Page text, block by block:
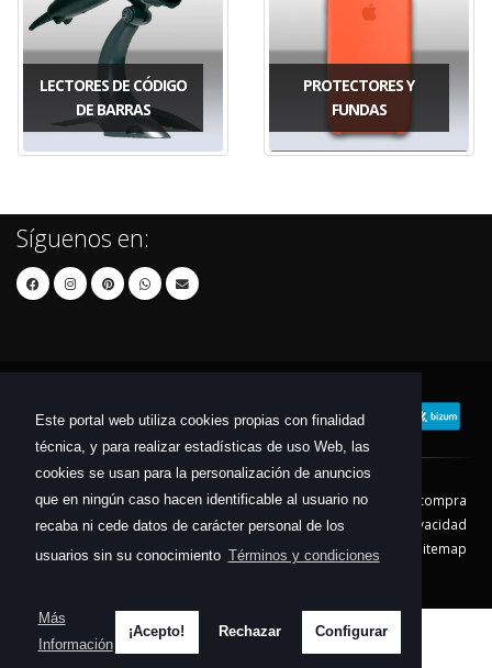
Este portal web utiliza cookies propias con finalidad
técnica, y para realizar estadísticas de uso Web, las
cookies se usan para la personalización de anuncios
que en ningún caso hacen identificable al usuario no
recaba ni cede datos de carácter personal de los
usuarios sin su conocimiento Términos y condiciones
Más
Información
¡Acepto! Rechazar Configurar
LECTORES DE CÓDIGO
DE BARRAS
PROTECTORES Y
FUNDAS
Síguenos en:
Contacto Aviso Legal
Condiciones de compra
Política de envíos
Política de devolución
Política de Privacidad
Política de Cookies
Sitemap